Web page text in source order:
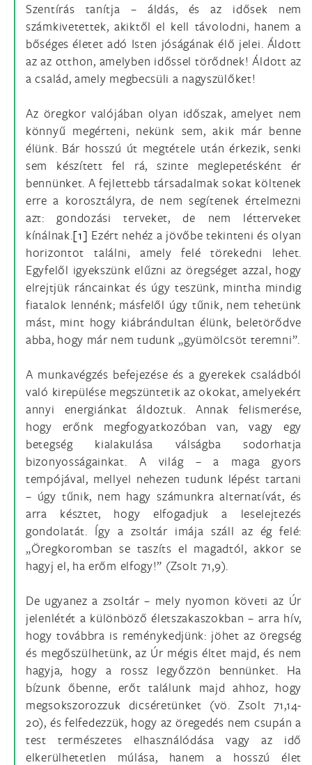
Szentírás tanítja – áldás, és az idősek nem
számkivetettek, akiktől el kell távolodni, hanem a
bőséges életet adó Isten jóságának élő jelei. Áldott
az az otthon, amelyben időssel törődnek! Áldott az
a család, amely megbecsüli a nagyszülőket!
Az öregkor valójában olyan időszak, amelyet nem
könnyű megérteni, nekünk sem, akik már benne
élünk. Bár hosszú út megtétele után érkezik, senki
sem készített fel rá, szinte meglepetésként ér
bennünket. A fejlettebb társadalmak sokat költenek
erre a korosztályra, de nem segítenek értelmezni
azt: gondozási terveket, de nem létterveket
kínálnak.[1] Ezért nehéz a jövőbe tekinteni és olyan
horizontot találni, amely felé törekedni lehet.
Egyfelől igyekszünk elűzni az öregséget azzal, hogy
elrejtjük ráncainkat és úgy teszünk, mintha mindig
fiatalok lennénk; másfelől úgy tűnik, nem tehetünk
mást, mint hogy kiábrándultan élünk, beletörődve
abba, hogy már nem tudunk „gyümölcsöt teremni”.
A munkavégzés befejezése és a gyerekek családból
való kirepülése megszüntetik az okokat, amelyekért
annyi energiánkat áldoztuk. Annak felismerése,
hogy erőnk megfogyatkozóban van, vagy egy
betegség kialakulása válságba sodorhatja
bizonyosságainkat. A világ – a maga gyors
tempójával, mellyel nehezen tudunk lépést tartani
– úgy tűnik, nem hagy számunkra alternatívát, és
arra késztet, hogy elfogadjuk a leselejtezés
gondolatát. Így a zsoltár imája száll az ég felé:
„Öregkoromban se taszíts el magadtól, akkor se
hagyj el, ha erőm elfogy!” (Zsolt 71,9).
De ugyanez a zsoltár – mely nyomon követi az Úr
jelenlétét a különböző életszakaszokban – arra hív,
hogy továbbra is reménykedjünk: jöhet az öregség
és megőszülhetünk, az Úr mégis éltet majd, és nem
hagyja, hogy a rossz legyőzzön bennünket. Ha
bízunk őbenne, erőt találunk majd ahhoz, hogy
megsokszorozzuk dicséretünket (vö. Zsolt 71,14-
20), és felfedezzük, hogy az öregedés nem csupán a
test természetes elhasználódása vagy az idő
elkerülhetetlen múlása, hanem a hosszú élet